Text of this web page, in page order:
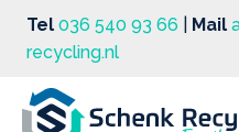
Tel 036 540 93 66 Mail
recycling.nl